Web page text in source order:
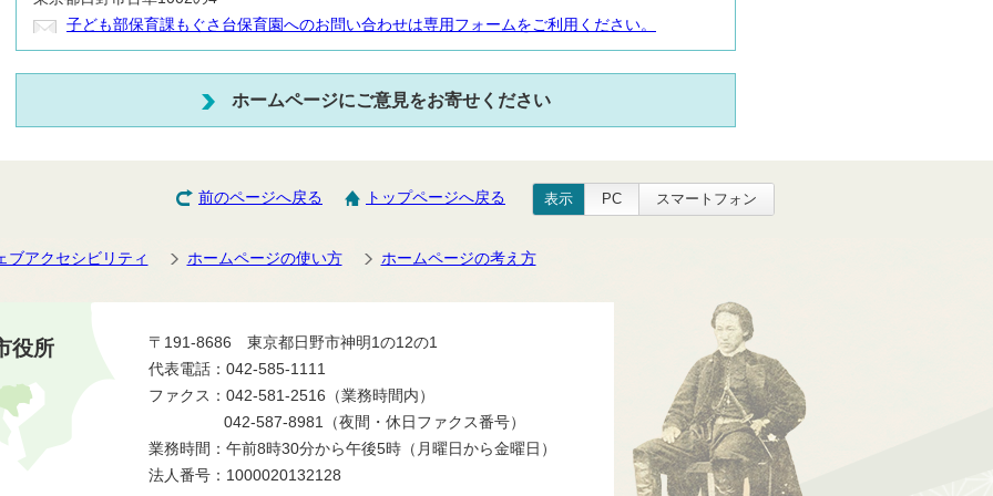
子ども部保育課もぐさ台保育園へのお問い合わせは専用フォームをご利用ください。
ホームページにご意見をお寄せください
前のページへ戻る トップページへ戻る 表示 PC スマートフォン
ブアクセシビリティ ホームページの使い方 ホームページの考え方
役所
〒191-8686 東京都日野市神明1の12の1
代表電話：042-585-1111
ファクス：042-581-2516（業務時間内）
042-587-8981（夜間・休日ファクス番号）
業務時間：午前8時30分から午後5時（月曜日から金曜日）
法人番号：1000020132128